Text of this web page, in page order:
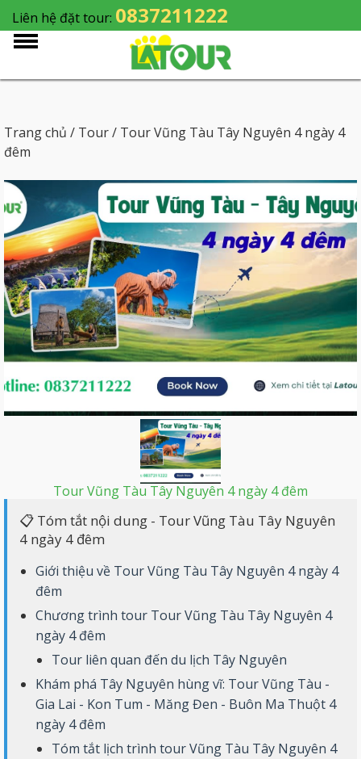
Liên hệ đặt tour: 0837211222
Trang chủ / Tour/ Tour Vũng Tàu Tây Nguyên 4 ngày 4
đêm
Tour Vũng Tàu Tây Nguyên 4 ngày 4 đêm
📋 Tóm tắt nội dung - Tour Vũng Tàu Tây Nguyên
4 ngày 4 đêm
Giới thiệu về Tour Vũng Tàu Tây Nguyên 4 ngày 4
đêm
Chương trình tour Tour Vũng Tàu Tây Nguyên 4
ngày 4 đêm
Tour liên quan đến du lịch Tây Nguyên
Khám phá Tây Nguyên hùng vĩ: Tour Vũng Tàu -
Gia Lai - Kon Tum - Măng Đen - Buôn Ma Thuột 4
ngày 4 đêm
Tóm tắt lịch trình tour Vũng Tàu Tây Nguyên 4